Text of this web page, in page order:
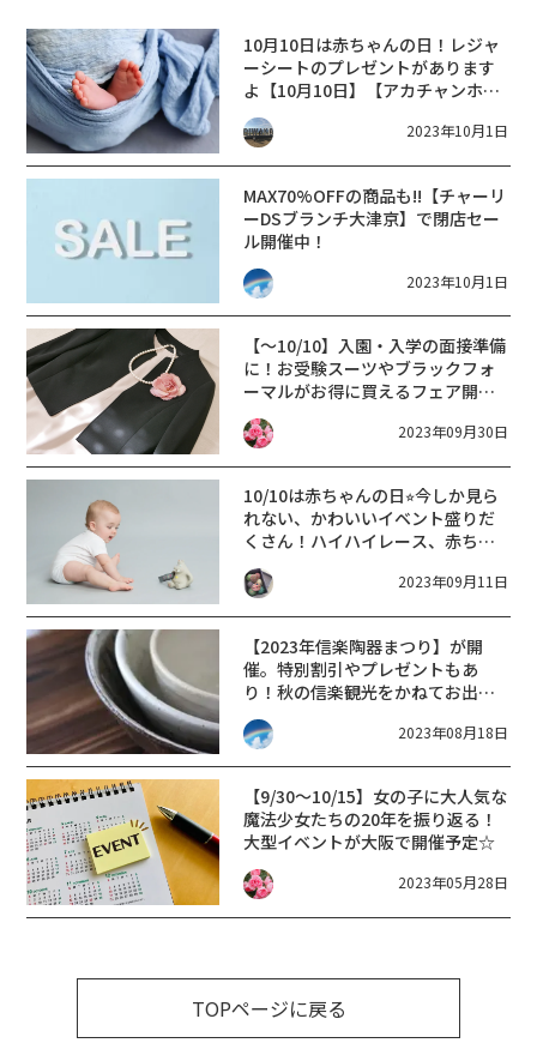
10月10日は赤ちゃんの日！レジャ
ーシートのプレゼントがあります
よ【10月10日】【アカチャンホン
ポエイスクエア草津店】
2023年10月1日
MAX70%OFFの商品も!!【チャーリ
ーDSブランチ大津京】で閉店セー
ル開催中！
2023年10月1日
【～10/10】入園・入学の面接準備
に！お受験スーツやブラックフォ
ーマルがお得に買えるフェア開催
中☆
2023年09月30日
10/10は赤ちゃんの日⭐︎今しか見ら
れない、かわいいイベント盛りだ
くさん！ハイハイレース、赤ちゃ
んすもう、カレンダー撮影会、プ
レゼント企画など♪アカチャンホ
2023年09月11日
【2023年信楽陶器まつり】が開
催。特別割引やプレゼントもあ
り！秋の信楽観光をかねてお出か
けしませんか?
2023年08月18日
【9/30～10/15】女の子に大人気な
魔法少女たちの20年を振り返る！
大型イベントが大阪で開催予定☆
2023年05月28日
TOPページに戻る